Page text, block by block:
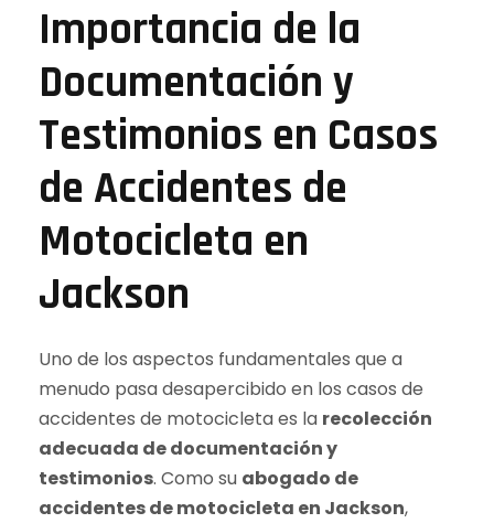
Importancia de la
Documentación y
Testimonios en Casos
de Accidentes de
Motocicleta en
Jackson
Uno de los aspectos fundamentales que a
menudo pasa desapercibido en los casos de
accidentes de motocicleta es la recolección
adecuada de documentación y
testimonios. Como su abogado de
accidentes de motocicleta en Jackson,